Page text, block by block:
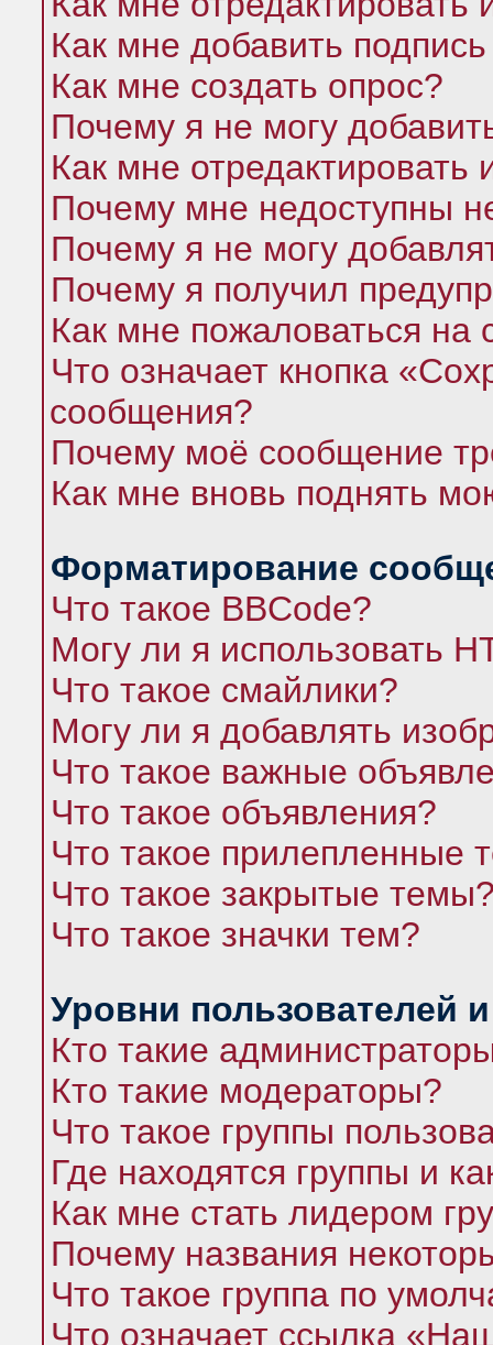
Как мне добавить
Как мне создать опрос?
Почему я не могу
Как мне отредактировать
Почему мне недоступны
Почему я не могу
Почему я получил
Как мне пожаловаться
Что означает кнопка
сообщения?
Почему моё сообщение
Как мне вновь поднять
Форматирование
Что такое BBCode?
Могу ли я использовать
Что такое смайлики?
Могу ли я добавлять
Что такое важные
Что такое объявления?
Что такое прилепленные
Что такое закрытые
Что такое значки тем?
Уровни пользователей
Кто такие
Кто такие модераторы?
Что такое группы
Где находятся группы и
Как мне стать лидером
Почему названия
Что такое группа по
Что означает ссылка